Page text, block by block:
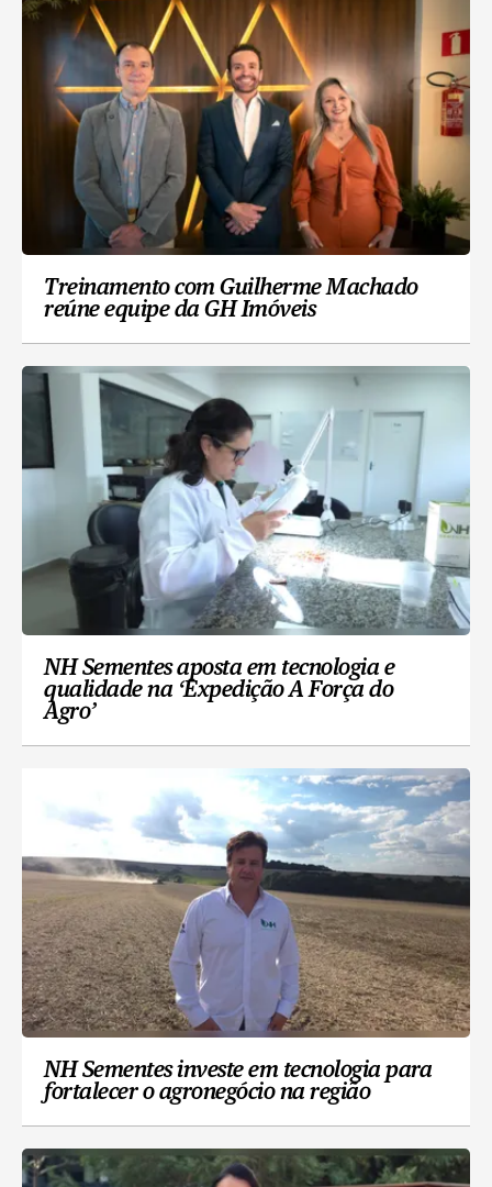
Treinamento com Guilherme Machado
reúne equipe da GH Imóveis
NH Sementes aposta em tecnologia e
qualidade na ‘Expedição A Força do
Agro’
NH Sementes investe em tecnologia para
fortalecer o agronegócio na região